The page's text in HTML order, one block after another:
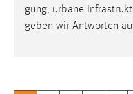
gung, urbane
geben wir Antworten